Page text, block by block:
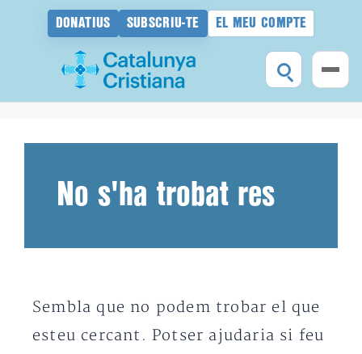
DONATIUS SUBSCRIU-TE EL MEU COMPTE
No s'ha trobat res
Sembla que no podem trobar el que
esteu cercant. Potser ajudaria si feu